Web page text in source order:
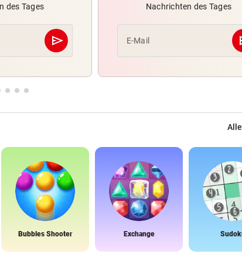
des Tages
send
Abschicken
Nachrichten des Tages
E-Mail
Bubbles Shooter Exchange